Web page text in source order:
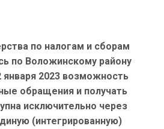
по налогам и сборам
по Воложинскому району
января 2023 возможность
обращения и получать
исключительно через
(интегрированную)